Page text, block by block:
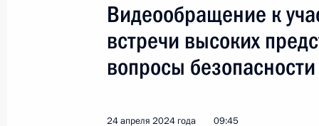
Российско-лаосские переговоры
Видеообращение к
встречи высоких
вопросы безопасности
24 апреля 2024 года 09:45